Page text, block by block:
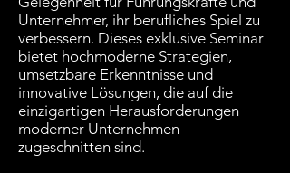
Unternehmer, ihr berufliches Spiel zu
verbessern. Dieses exklusive Seminar
bietet hochmoderne Strategien,
umsetzbare Erkenntnisse und
innovative Lösungen, die auf die
einzigartigen Herausforderungen
moderner Unternehmen
zugeschnitten sind.